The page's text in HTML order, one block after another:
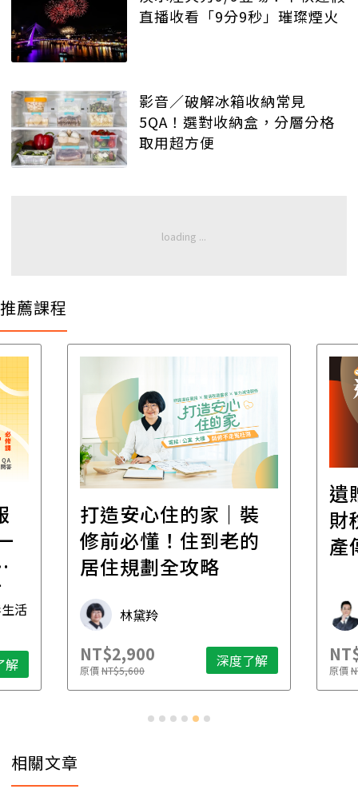
直播收看「9分9秒」璀璨煙火
影音／破解冰箱收納常見
5QA！選對收納盒，分層分格
取用超方便
推薦課程
活
解
打造安心住的家｜裝
修前必懂！住到老的
居住規劃全攻略
林黛羚
NT$2,900
原價NT$5,600 深度了解
遺
財
產
原價
相關文章